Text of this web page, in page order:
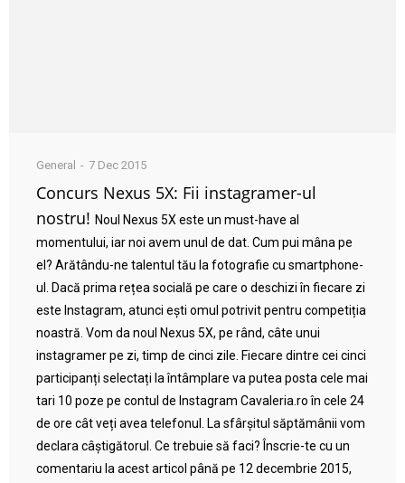
General 7 Dec 2015
Concurs Nexus 5X: Fii instagramer-ul
nostru! Noul Nexus 5X este un must-have al
momentului, iar noi avem unul de dat. Cum pui mâna pe
el? Arătându-ne talentul tău la fotografie cu smartphone-
ul. Dacă prima rețea socială pe care o deschizi în fiecare zi
este Instagram, atunci ești omul potrivit pentru competiția
noastră. Vom da noul Nexus 5X, pe rând, câte unui
instagramer pe zi, timp de cinci zile. Fiecare dintre cei cinci
participanți selectați la întâmplare va putea posta cele mai
tari 10 poze pe contul de Instagram Cavaleria.ro în cele 24
de ore cât veți avea telefonul. La sfârșitul săptămânii vom
declara câștigătorul. Ce trebuie să faci? Înscrie-te cu un
comentariu la acest articol până pe 12 decembrie 2015,